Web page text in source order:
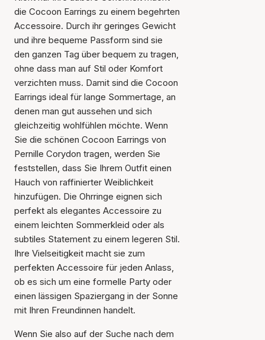
Der Artikel wurde in den
Warenkorb gelegt
die Cocoon Earrings zu einem begehrten
Accessoire. Durch ihr geringes Gewicht
und ihre bequeme Passform sind sie
den ganzen Tag über bequem zu tragen,
ohne dass man auf Stil oder Komfort
verzichten muss. Damit sind die Cocoon
Earrings ideal für lange Sommertage, an
denen man gut aussehen und sich
gleichzeitig wohlfühlen möchte. Wenn
Sie die schönen Cocoon Earrings von
Pernille Corydon tragen, werden Sie
feststellen, dass Sie Ihrem Outfit einen
Hauch von raffinierter Weiblichkeit
hinzufügen. Die Ohrringe eignen sich
perfekt als elegantes Accessoire zu
einem leichten Sommerkleid oder als
subtiles Statement zu einem legeren Stil.
Ihre Vielseitigkeit macht sie zum
perfekten Accessoire für jeden Anlass,
ob es sich um eine formelle Party oder
einen lässigen Spaziergang in der Sonne
mit Ihren Freundinnen handelt.
Wenn Sie also auf der Suche nach dem